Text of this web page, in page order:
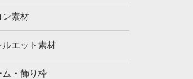
ン素材
エット素材
・飾り枠